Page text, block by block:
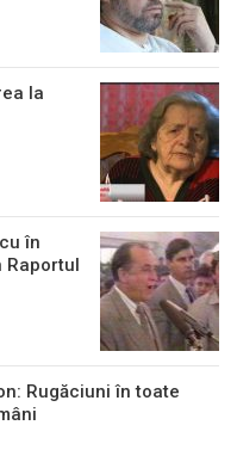
la
în
Raportul
Rugăciuni în toate